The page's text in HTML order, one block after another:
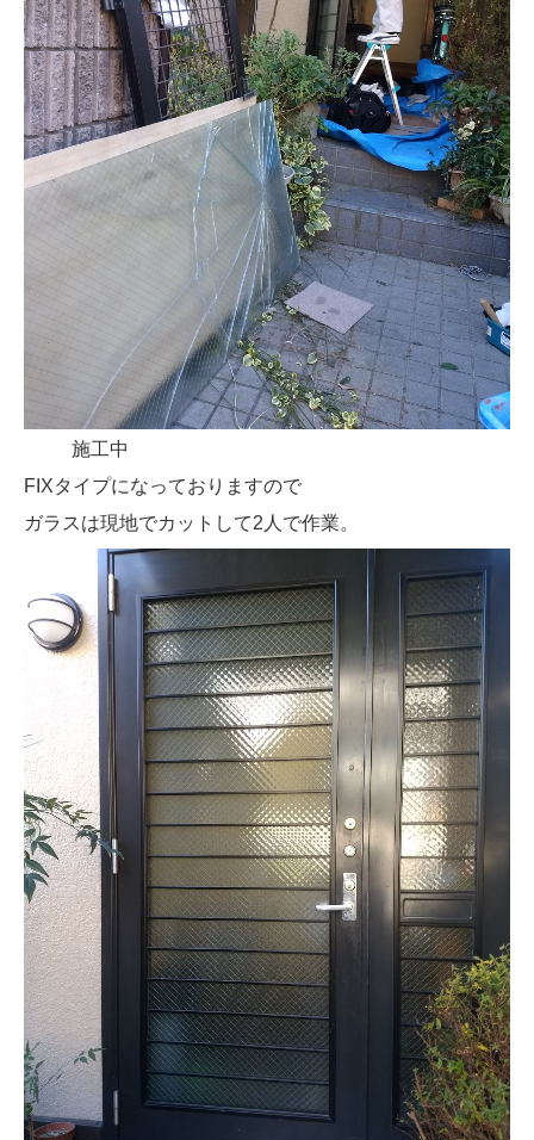
施工中
FIXタイプになっておりますので
ガラスは現地でカットして2人で作業。